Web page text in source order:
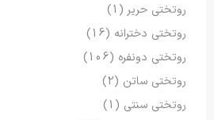
روتختی حریر (1)
روتختی دخترانه (16)
روتختی دونفره (106)
روتختی ساتن (2)
روتختی سنتی (1)